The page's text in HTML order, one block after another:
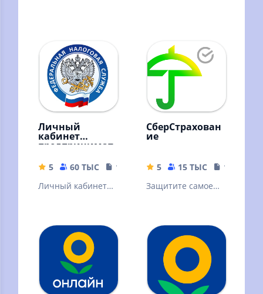
Личный
кабинет
предпринимат
5 60 ТЫС
113.8 MB
Личный кабинет
СберСтрахован
ие
5 15 ТЫС
188.31
Защитите самое